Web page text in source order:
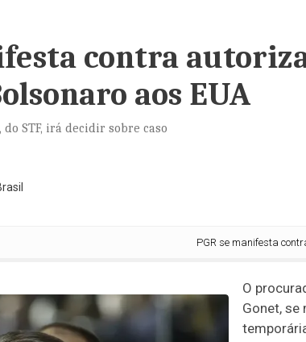
contra
aos EUA
STF, irá decidir sobre caso
PGR se manifesta contra
O
Gonet, se